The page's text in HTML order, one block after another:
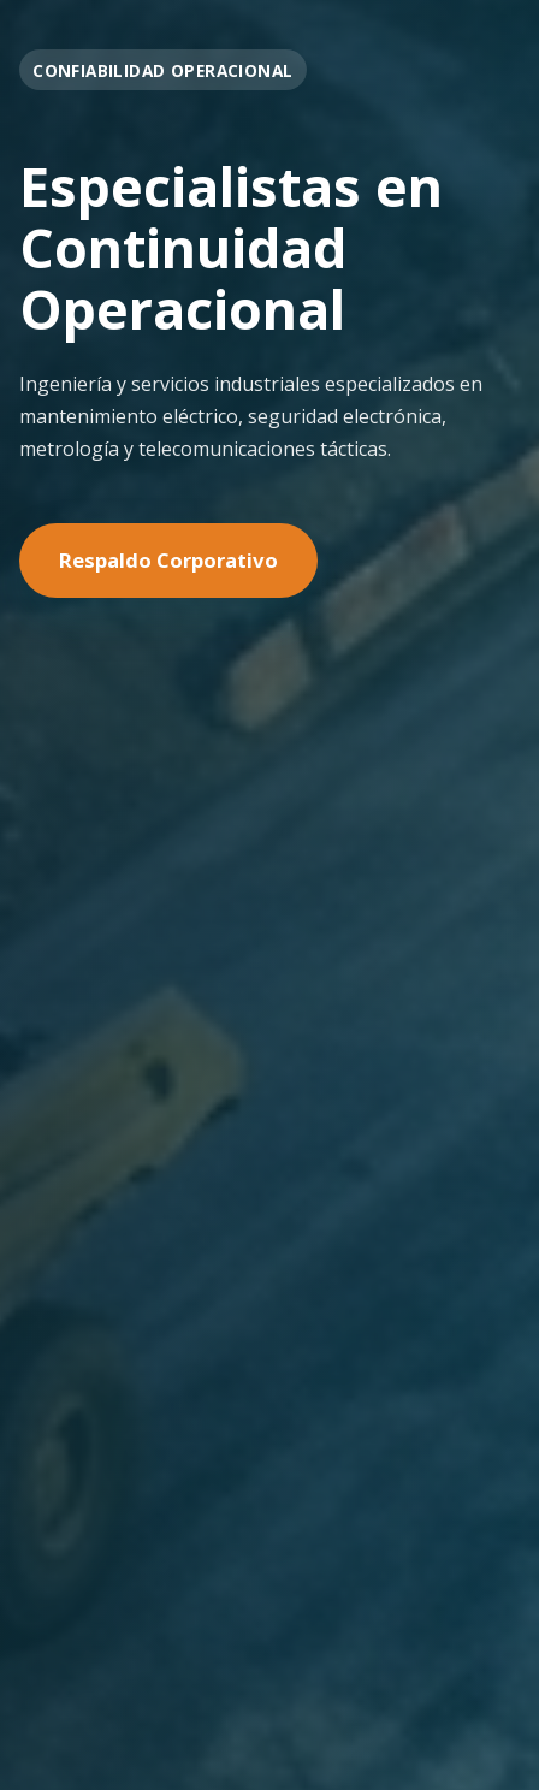
OPERACIÓN EN FAENA
Soporte
Operacional
Continuo
Despliegue ágil en terreno con los más altos
estándares de seguridad y calidad técnica para la
minería pesada.
Nuestras Soluciones